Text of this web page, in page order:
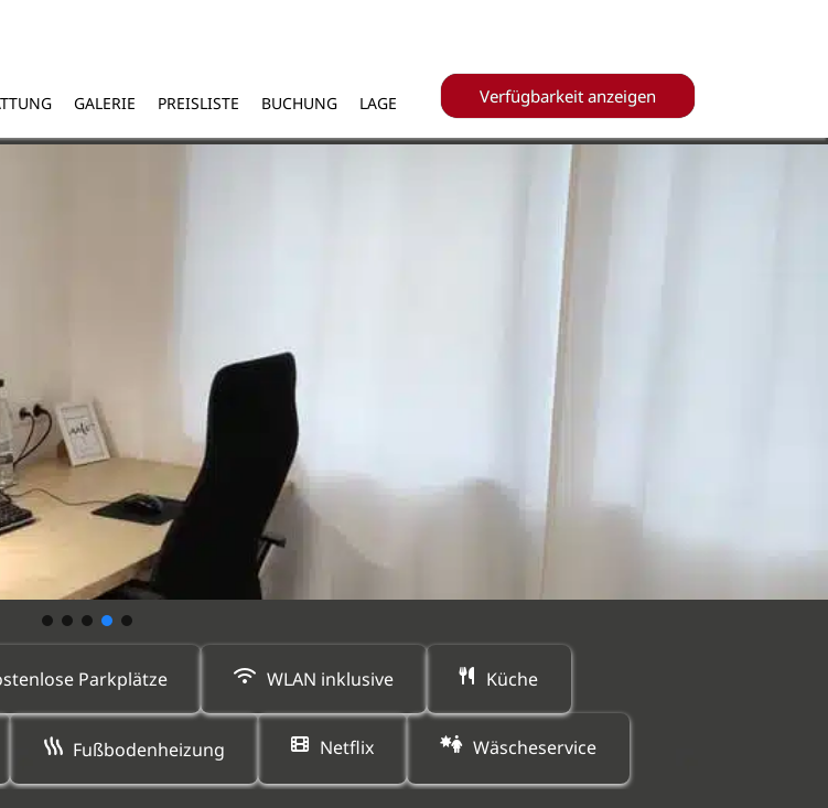
GALERIE PREISLISTE BUCHUNG LAGE Verfügbarkeit anzeigen
Parkplätze WLAN inklusive Küche
Fußbodenheizung Netflix Wäscheservice